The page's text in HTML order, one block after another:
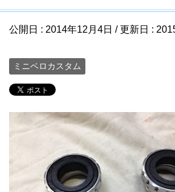
公開日 : 2014年12月4日 / 更新日 :
ミニベロカスタム